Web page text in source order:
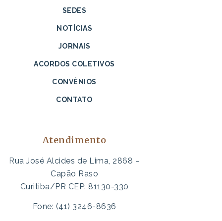
SEDES
NOTÍCIAS
JORNAIS
ACORDOS COLETIVOS
CONVÊNIOS
CONTATO
Atendimento
Rua José Alcides de Lima, 2868 –
Capão Raso
Curitiba/PR CEP: 81130-330
Fone: (41) 3246-8636